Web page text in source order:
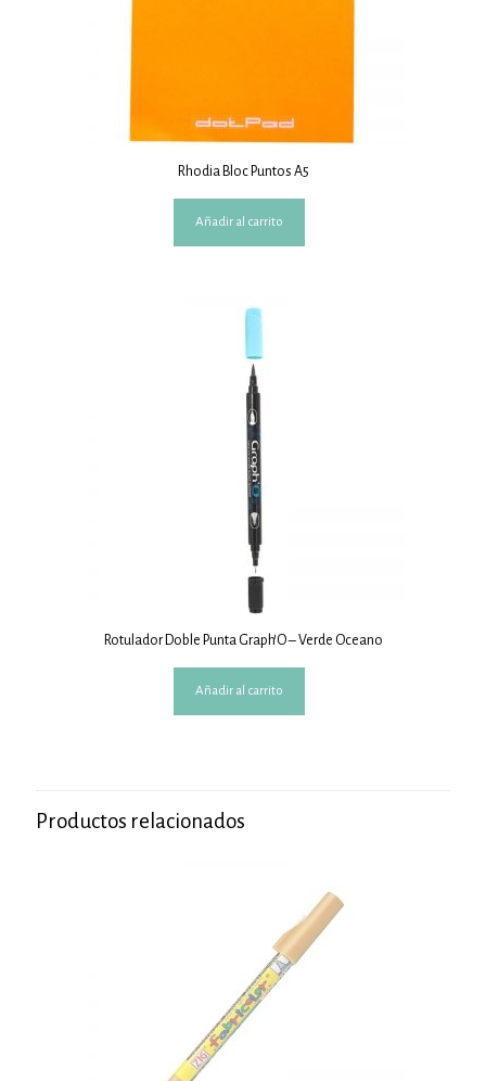
Rhodia Bloc Puntos A5
Añadir al carrito
Rotulador Doble Punta Graph’O – Verde Oceano
Añadir al carrito
Productos relacionados